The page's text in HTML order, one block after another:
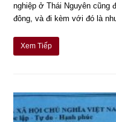
nghiệp ở Thái Nguyên cũng
đông, và đi kèm với đó là
Xem Tiếp